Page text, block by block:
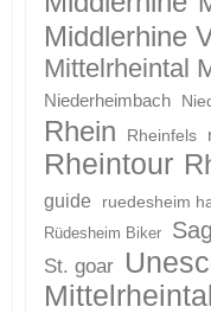
Middlerhine
Mittelrheintal
Niederheimbach
Rhein Rheinfels
Rheintour
guide
ruedesheim
Rüdesheim Biker
St. goar
Mittelrheintal